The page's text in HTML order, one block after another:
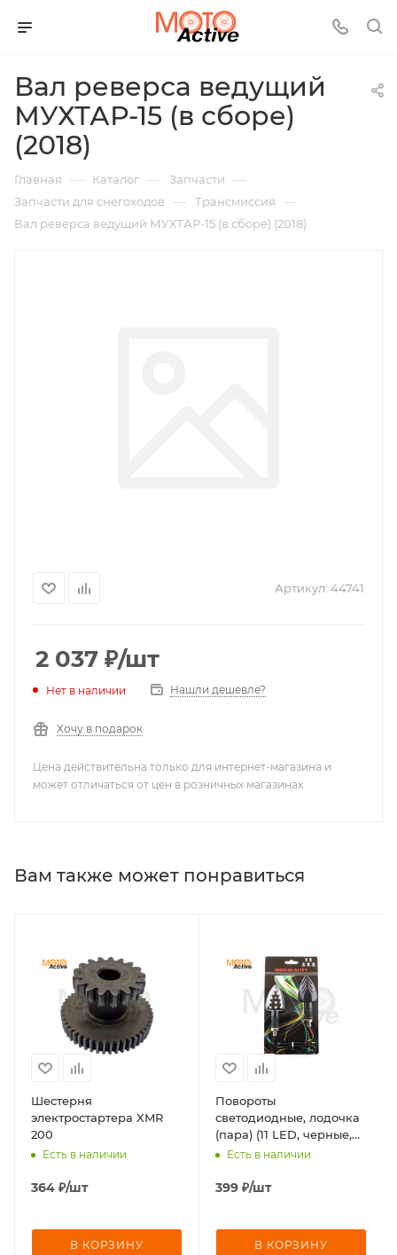
Вал реверса ведущий
МУХТАР-15 (в сборе)
(2018)
Главная — Каталог — Запчасти —
Запчасти для снегоходов — Трансмиссия —
Вал реверса ведущий МУХТАР-15 (в сборе) (2018)
Артикул: 44741
2 037 ₽/шт
Нет в наличии Нашли дешевле?
Хочу в подарок
Цена действительна только для интернет-магазина и
может отличаться от цен в розничных магазинах
Вам также может понравиться
Шестерня
электростартера XMR
200
Есть в наличии
364 ₽/шт
В КОРЗИНУ
Повороты
светодиодные, лодочка
(пара) (11 LED, черные,
прозрачное стекло)
Есть в наличии
399 ₽/шт
В КОРЗИНУ